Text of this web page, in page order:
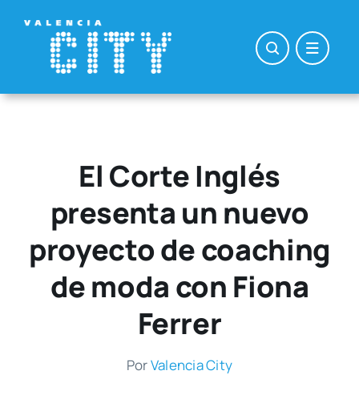
contenido
El Corte Inglés
presenta un nuevo
proyecto de coaching
de moda con Fiona
Ferrer
PorValen­cia City